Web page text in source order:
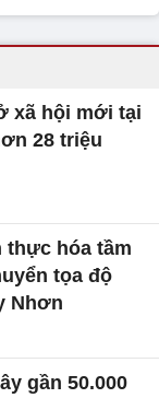
xã hội mới tại
28 triệu
thực hóa tầm
tọa độ
Nhơn
gần 50.000